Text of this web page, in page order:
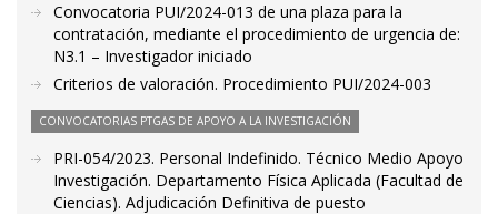
Convocatoria PUI/2024-013 de una plaza para la
contratación, mediante el procedimiento de urgencia de:
N3.1 – Investigador iniciado
Criterios de valoración. Procedimiento PUI/2024-003
CONVOCATORIAS PTGAS DE APOYO A LA INVESTIGACIÓN
PRI-054/2023. Personal Indefinido. Técnico Medio Apoyo
Investigación. Departamento Física Aplicada (Facultad de
Ciencias). Adjudicación Definitiva de puesto